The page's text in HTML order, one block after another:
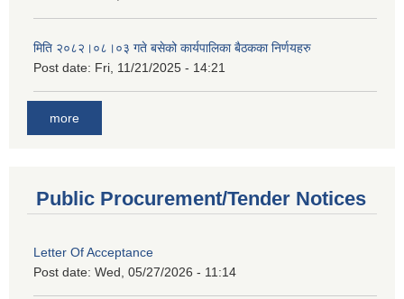
मिति २०८२।०८।०३ गते बसेको कार्यपालिका बैठकका निर्णयहरु
Post date: Fri, 11/21/2025 - 14:21
more
Public Procurement/Tender Notices
Letter Of Acceptance
Post date: Wed, 05/27/2026 - 11:14